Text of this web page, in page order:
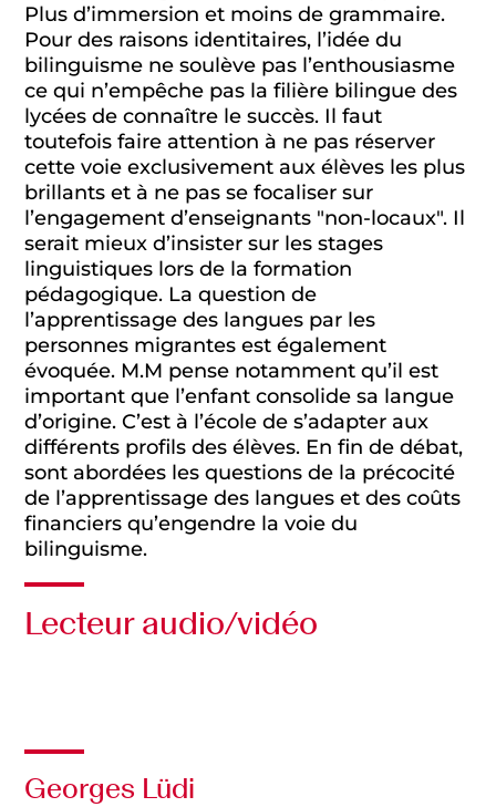
Plus d’immersion et moins de grammaire.
Pour des raisons identitaires, l’idée du
bilinguisme ne soulève pas l’enthousiasme
ce qui n’empêche pas la filière bilingue des
lycées de connaître le succès. Il faut
toutefois faire attention à ne pas réserver
cette voie exclusivement aux élèves les plus
brillants et à ne pas se focaliser sur
l’engagement d’enseignants "non-locaux". Il
serait mieux d’insister sur les stages
linguistiques lors de la formation
pédagogique. La question de
l’apprentissage des langues par les
personnes migrantes est également
évoquée. M.M pense notamment qu’il est
important que l’enfant consolide sa langue
d’origine. C’est à l’école de s’adapter aux
différents profils des élèves. En fin de débat,
sont abordées les questions de la précocité
de l’apprentissage des langues et des coûts
financiers qu’engendre la voie du
bilinguisme.
Lecteur audio/vidéo
Georges Lüdi